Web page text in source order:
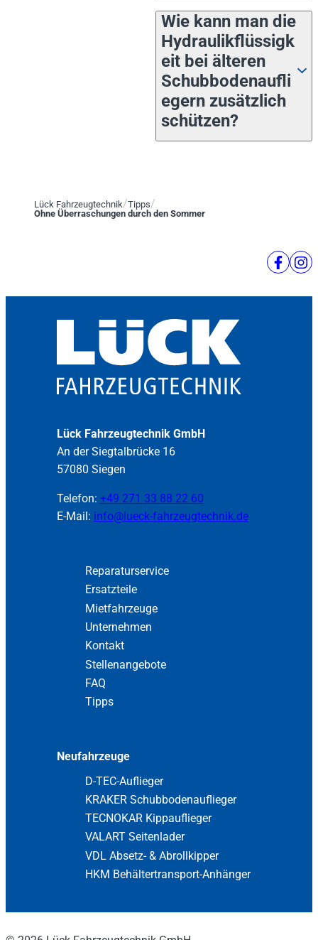
Wie kann man die
Hydraulikflüssigk
eit bei älteren
Schubbodenaufli
egern zusätzlich
schützen?
Lück Fahrzeugtechnik Tipps
Ohne Überraschungen durch den Sommer
Lück Fahrzeugtechnik GmbH
An der Siegtalbrücke 16
57080 Siegen
Telefon: +49 271 33 88 22 60
E-Mail: info@lueck-fahrzeugtechnik.de
Reparaturservice
Ersatzteile
Mietfahrzeuge
Unternehmen
Kontakt
Stellenangebote
FAQ
Tipps
Neufahrzeuge
D-TEC-Auflieger
KRAKER Schubbodenauflieger
TECNOKAR Kippauflieger
VALART Seitenlader
VDL Absetz- & Abrollkipper
HKM Behältertransport-Anhänger